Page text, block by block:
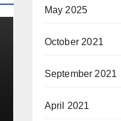
May 2025
October 2021
September 2021
April 2021